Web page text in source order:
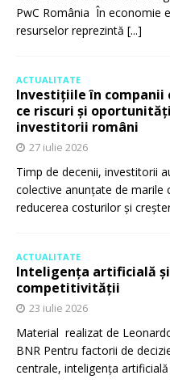
PwC România În economie
resurselor reprezintă [...]
ACTUALITATE
Investițiile în companii
ce riscuri și
investitorii români
27 iulie 2026
Timp de decenii, investitorii
colective anunțate de marile
reducerea costurilor și
ACTUALITATE
Inteligența artificială și
competitivității
23 iulie 2026
Material realizat de
BNR Pentru factorii de
centrale, inteligența artificială